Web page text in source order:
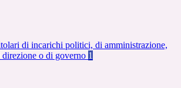
di incarichi politici, di amministrazione,
direzione o di governo 1